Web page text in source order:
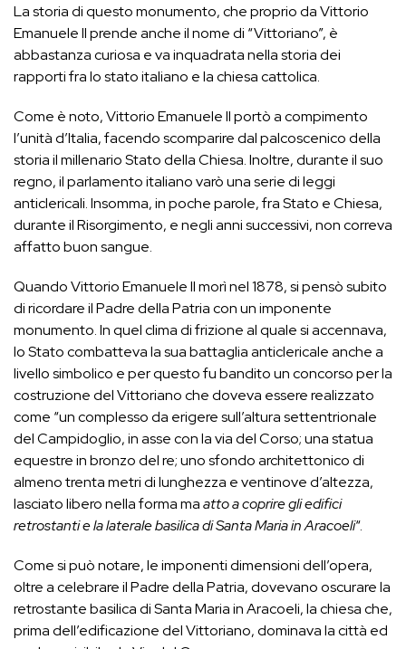
La storia di questo monumento, che proprio da Vittorio
Emanuele II prende anche il nome di “Vittoriano”, è
abbastanza curiosa e va inquadrata nella storia dei
rapporti fra lo stato italiano e la chiesa cattolica.
Come è noto, Vittorio Emanuele II portò a compimento
l’unità d’Italia, facendo scomparire dal palcoscenico della
storia il millenario Stato della Chiesa. Inoltre, durante il suo
regno, il parlamento italiano varò una serie di leggi
anticlericali. Insomma, in poche parole, fra Stato e Chiesa,
durante il Risorgimento, e negli anni successivi, non correva
affatto buon sangue.
Quando Vittorio Emanuele II morì nel 1878, si pensò subito
di ricordare il Padre della Patria con un imponente
monumento. In quel clima di frizione al quale si accennava,
lo Stato combatteva la sua battaglia anticlericale anche a
livello simbolico e per questo fu bandito un concorso per la
costruzione del Vittoriano che doveva essere realizzato
come “un complesso da erigere sull’altura settentrionale
del Campidoglio, in asse con la via del Corso; una statua
equestre in bronzo del re; uno sfondo architettonico di
almeno trenta metri di lunghezza e ventinove d’altezza,
lasciato libero nella forma maatto a coprire gli edifici
retrostanti e la laterale basilica di Santa Maria in Aracoeli“.
Come si può notare, le imponenti dimensioni dell’opera,
oltre a celebrare il Padre della Patria, dovevano oscurare la
retrostante basilica di Santa Maria in Aracoeli, la chiesa che,
prima dell’edificazione del Vittoriano, dominava la città ed